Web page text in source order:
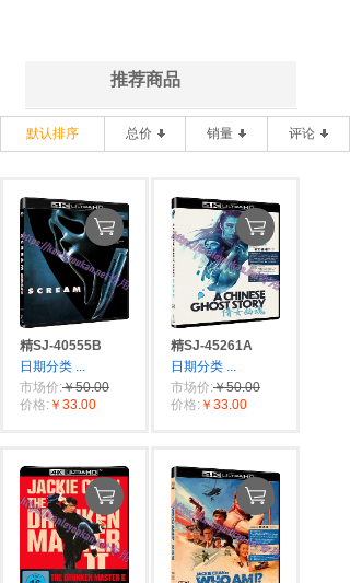
推荐商品
默认排序 总价 销量 评论
精SJ-40555B
日期分类 ...
市场价:￥50.00
价格: ￥33.00
精SJ-45261A
日期分类 ...
市场价:￥50.00
价格: ￥33.00